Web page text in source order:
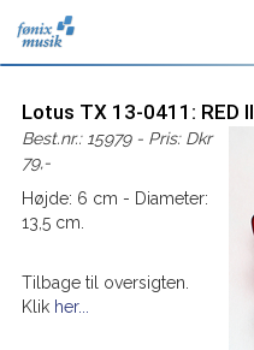
Lotus TX 13-0411: RED II
Best.nr.: 15979 - Pris: Dkr
79,-
Højde: 6 cm - Diameter:
13,5 cm.
Tilbage til oversigten.
Klik her...